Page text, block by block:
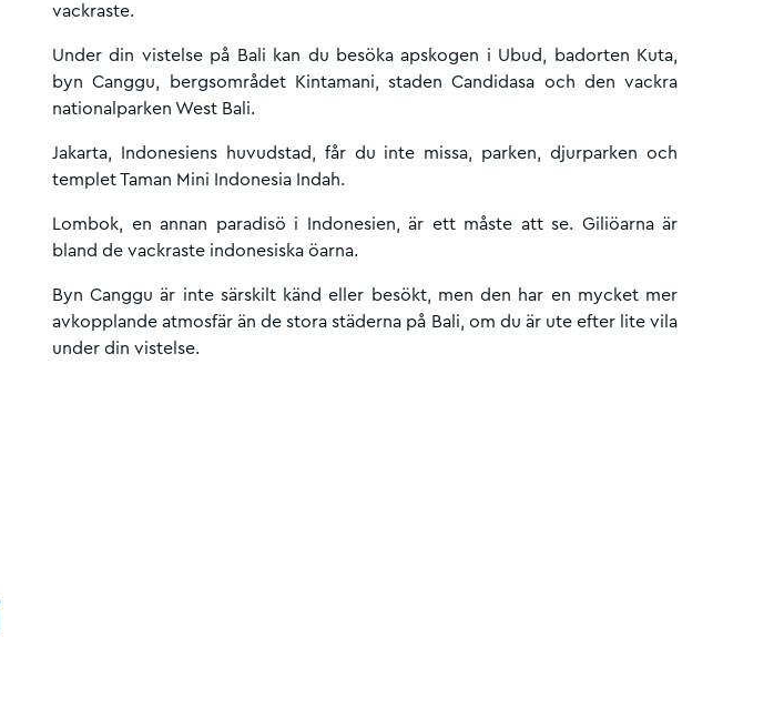
vackraste.
Under din vistelse på Bali kan du besöka apskogen i Ubud, badorten Kuta,
byn Canggu, bergsområdet Kintamani, staden Candidasa och den vackra
nationalparken West Bali.
Jakarta, Indonesiens huvudstad, får du inte missa, parken, djurparken och
templet Taman Mini Indonesia Indah.
Lombok, en annan paradisö i Indonesien, är ett måste att se. Giliöarna är
bland de vackraste indonesiska öarna.
Byn Canggu är inte särskilt känd eller besökt, men den har en mycket mer
avkopplande atmosfär än de stora städerna på Bali, om du är ute efter lite vila
under din vistelse.